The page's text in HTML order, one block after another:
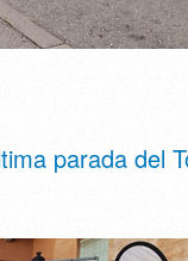
parada del